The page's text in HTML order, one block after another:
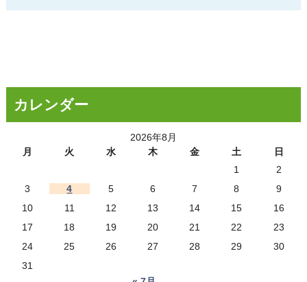
カレンダー
2026年8月
月
火 水 木 金 土
日
1
2
3
4 5 6 7 8
9
10
11 12 13 14 15
16
17
18 19 20 21 22
23
24
25 26 27 28 29
30
31